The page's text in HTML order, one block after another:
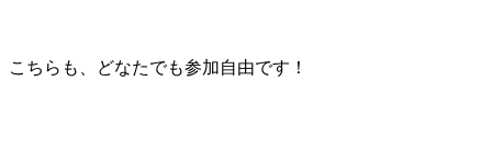
こちらも、どなたでも参加自由です！